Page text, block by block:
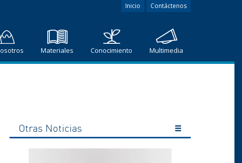
Inicio Contáctenos
Materiales Conocimiento Multimedia
Otras Noticias